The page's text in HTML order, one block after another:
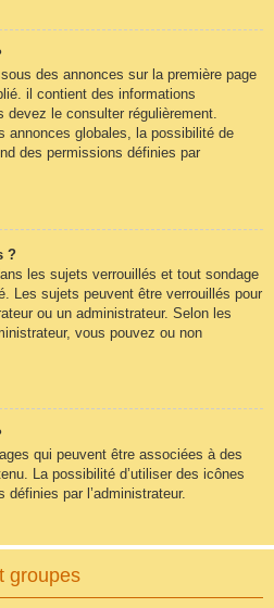
des annonces sur la première page
il contient des informations
le consulter régulièrement.
annonces globales, la possibilité de
des permissions définies par
?
les sujets verrouillés et tout sondage
Les sujets peuvent être verrouillés pour
ou un administrateur. Selon les
vous pouvez ou non
qui peuvent être associées à des
La possibilité d’utiliser des icônes
par l’administrateur.
groupes